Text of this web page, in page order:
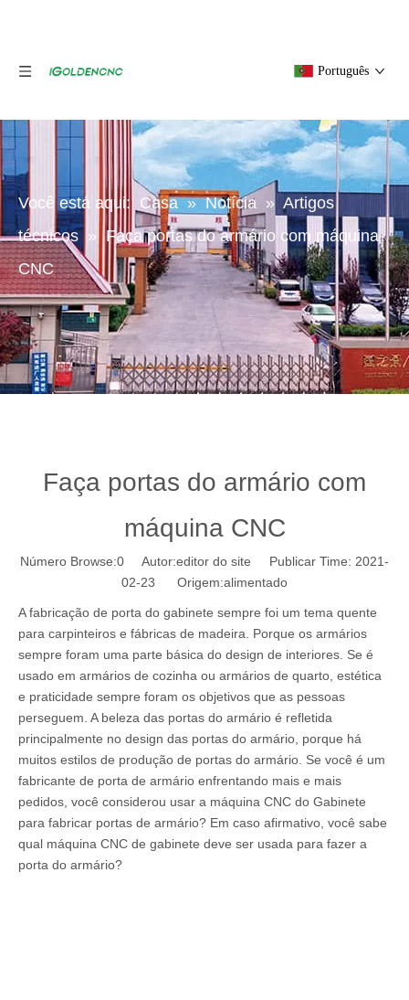
Português
Você está aqui: Casa » Notícia » Artigos
técnicos » Faça portas do armário com máquina
CNC
Faça portas do armário com
máquina CNC
Número Browse:0 Autor:editor do site Publicar Time: 2021-
02-23 Origem:alimentado
A fabricação de porta do gabinete sempre foi um tema quente
para carpinteiros e fábricas de madeira. Porque os armários
sempre foram uma parte básica do design de interiores. Se é
usado em armários de cozinha ou armários de quarto, estética
e praticidade sempre foram os objetivos que as pessoas
perseguem. A beleza das portas do armário é refletida
principalmente no design das portas do armário, porque há
muitos estilos de produção de portas do armário. Se você é um
fabricante de porta de armário enfrentando mais e mais
pedidos, você considerou usar a máquina CNC do Gabinete
para fabricar portas de armário? Em caso afirmativo, você sabe
qual máquina CNC de gabinete deve ser usada para fazer a
porta do armário?